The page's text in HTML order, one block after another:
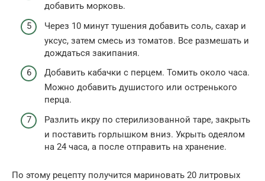
добавить морковь.
Через 10 минут тушения добавить соль, сахар и
уксус, затем смесь из томатов. Все размешать и
дождаться закипания.
Добавить кабачки с перцем. Томить около часа.
Можно добавить душистого или остренького
перца.
Разлить икру по стерилизованной таре, закрыть
и поставить горлышком вниз. Укрыть одеялом
на 24 часа, а после отправить на хранение.
По этому рецепту получится мариновать 20 литровых